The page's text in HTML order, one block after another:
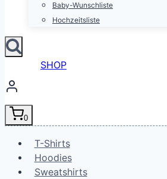
Baby-Wunschliste
Hochzeitsliste
SHOP
0
T-Shirts
Hoodies
Sweatshirts